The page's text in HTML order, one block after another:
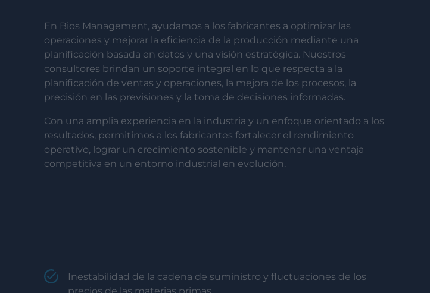
En Bios Management, ayudamos a los fabricantes a optimizar las
operaciones y mejorar la eficiencia de la producción mediante una
planificación basada en datos y una visión estratégica. Nuestros
consultores brindan un soporte integral en lo que respecta a la
planificación de ventas y operaciones, la mejora de los procesos, la
precisión en las previsiones y la toma de decisiones informadas.
Con una amplia experiencia en la industria y un enfoque orientado a los
resultados, permitimos a los fabricantes fortalecer el rendimiento
operativo, lograr un crecimiento sostenible y mantener una ventaja
competitiva en un entorno industrial en evolución.
Inestabilidad de la cadena de suministro y fluctuaciones de los